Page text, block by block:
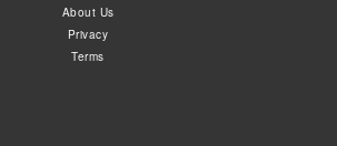
About Us
Privacy
Terms